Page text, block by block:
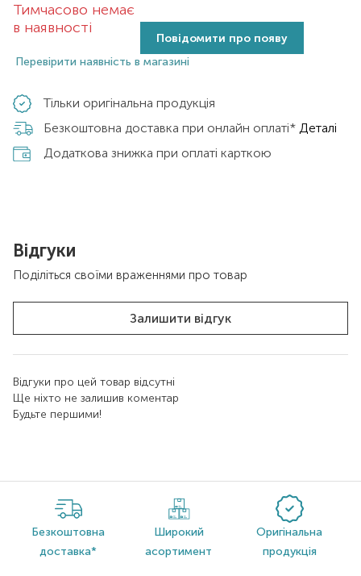
Тимчасово немає
в наявності
Повідомити про появу
Перевірити наявність в магазині
Тільки оригінальна продукція
Безкоштовна доставка при онлайн оплаті* Деталі
Додаткова знижка при оплаті карткою
Відгуки
Поділіться своїми враженнями про товар
Залишити відгук
Відгуки про цей товар відсутні
Ще ніхто не залишив коментар
Будьте першими!
Безкоштовна
доставка*
Широкий
асортимент
Оригінальна
продукція